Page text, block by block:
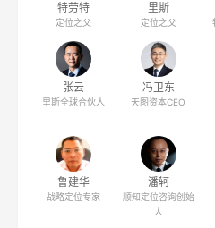
特劳特
定位之父
里斯
定位之父
张云
里斯全球合伙人
冯卫东
天图资本CEO
鲁建华
战略定位专家
潘轲
顺知定位咨询创始
人